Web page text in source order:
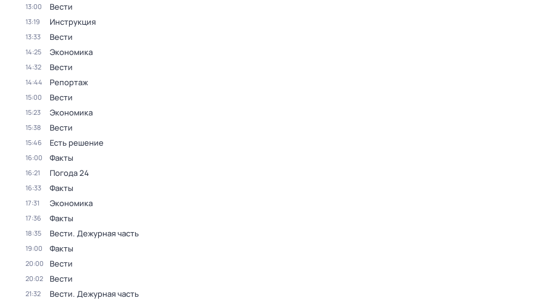
13:00 Вести
13:19 Инструкция
13:33 Вести
14:25 Экономика
14:32 Вести
14:44 Репортаж
15:00 Вести
15:23 Экономика
15:38 Вести
15:46 Есть решение
16:00 Факты
16:21 Погода 24
16:33 Факты
17:31 Экономика
17:36 Факты
18:35 Вести. Дежурная часть
19:00 Факты
20:00 Вести
20:02 Вести
21:32 Вести. Дежурная часть